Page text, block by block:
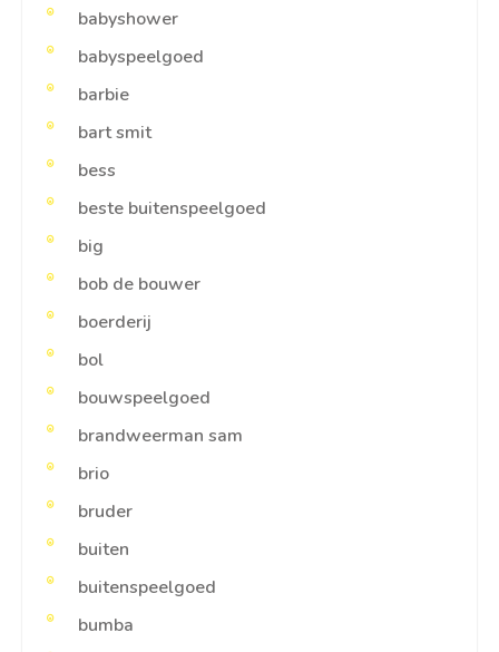
babyshower
babyspeelgoed
barbie
bart smit
bess
beste buitenspeelgoed
big
bob de bouwer
boerderij
bol
bouwspeelgoed
brandweerman sam
brio
bruder
buiten
buitenspeelgoed
bumba